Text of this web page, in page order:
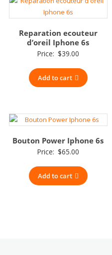
Reparation ecouteur
d’oreil Iphone 6s
Price: $39.00
Add to cart
Bouton Power Iphone 6s
Price: $65.00
Add to cart